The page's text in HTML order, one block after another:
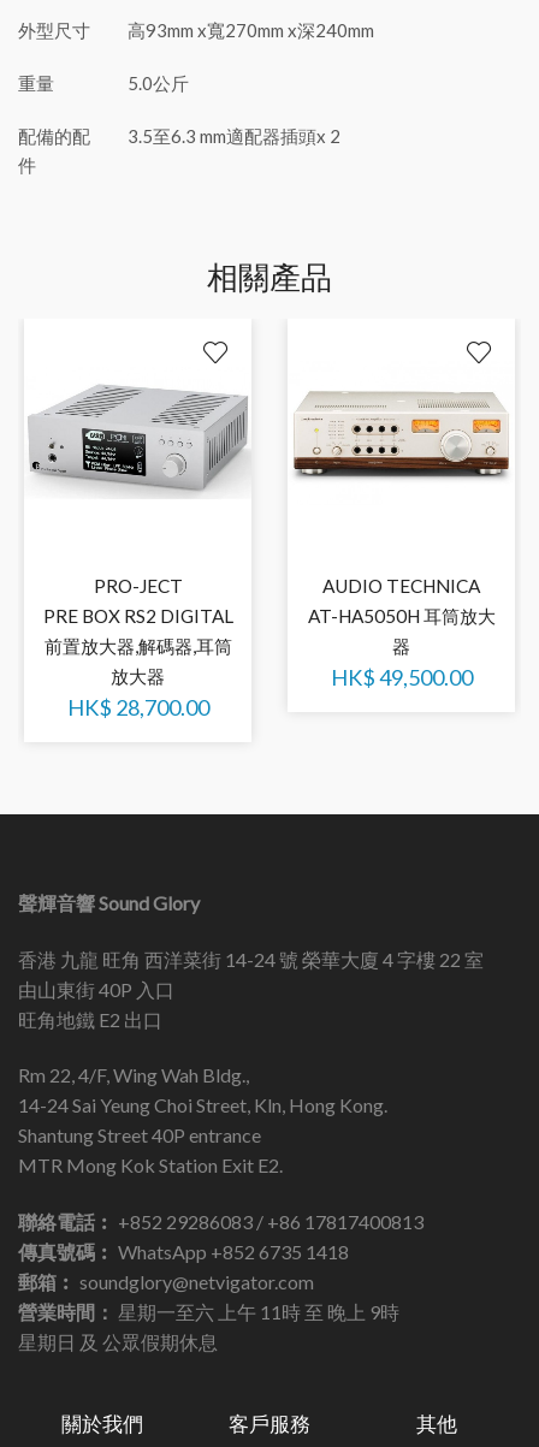
外型尺寸 高93mm x寬270mm x深240mm
重量 5.0公斤
配備的配
件
3.5至6.3 mm適配器插頭x 2
相關產品
PRO-JECT
PRE BOX RS2 DIGITAL
前置放大器,解碼器,耳筒
放大器
HK$ 28,700.00
AUDIO TECHNICA
AT-HA5050H 耳筒放大
器
HK$49,500.00
聲輝音響 Sound Glory
香港 九龍 旺角 西洋菜街 14-24 號 榮華大廈 4 字樓 22 室
由山東街 40P 入口
旺角地鐵 E2 出口
Rm 22, 4/F, Wing Wah Bldg.,
14-24 Sai Yeung Choi Street, Kln, Hong Kong.
Shantung Street 40P entrance
MTR Mong Kok Station Exit E2.
聯絡電話︰ +852 29286083 / +86 17817400813
傳真號碼︰ WhatsApp +852 6735 1418
郵箱︰ soundglory@netvigator.com
營業時間： 星期一至六 上午 11時 至 晚上 9時
星期日 及 公眾假期休息
關於我們 客戶服務 其他